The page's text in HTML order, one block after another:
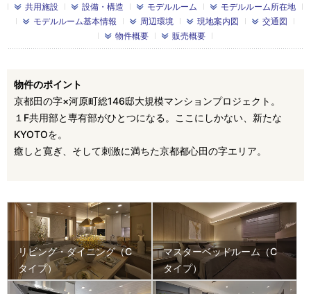
共用施設 設備・構造 モデルルーム
モデルルーム所在地
モデルルーム基本情報
周辺環境 現地案内図
交通図
物件概要
販売概要
物件のポイント
京都田の字×河原町総146邸大規模マンションプロジェクト。
１F共用部と専有部がひとつになる。ここにしかない、新たな
KYOTOを。
癒しと寛ぎ、そして刺激に満ちた京都都心田の字エリア。
リビング・ダイニング（C
タイプ）
マスターベッドルーム（C
タイプ）